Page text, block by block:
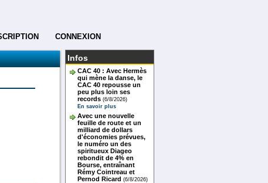
CONNEXION
Infos
CAC 40 : Avec Hermès
qui mène la danse, le
CAC 40 repousse un
peu plus loin ses
records (6/8/2026)
En savoir plus
Avec une nouvelle
feuille de route et un
milliard de dollars
d'économies prévues,
le numéro un des
spiritueux Diageo
rebondit de 4% en
Bourse, entraînant
Rémy Cointreau et
Pernod Ricard (6/8/2026)